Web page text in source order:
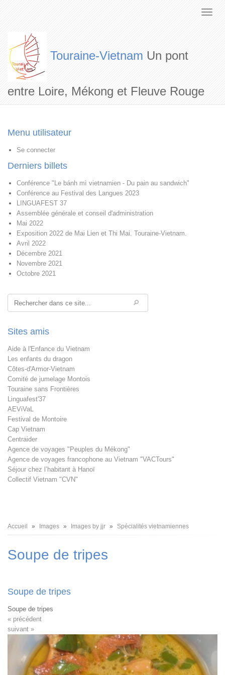
Touraine-Vietnam Un pont
entre Loire, Mékong et Fleuve Rouge
Menu utilisateur
Se connecter
Derniers billets
Conférence "Le bánh mì vietnamien - Du pain au sandwich"
Conférence au Festival des Langues 2023
LINGUAFEST 37
Assemblée générale et conseil d'administration
Mai 2022
Exposition 2022 de Mai Lien et Thi Mai. Touraine-Vietnam.
Avril 2022
Décembre 2021
Novembre 2021
Octobre 2021
Rechercher
Sites amis
Aide à l'Enfance du Vietnam
Les enfants du dragon
Côtes-d'Armor-Vietnam
Comité de jumelage Montois
Touraine sans Frontières
Linguafest'37
AEViVaL
Festival de Montoire
Cap Vietnam
Centraider
Agence de voyages "Peuples du Mékong"
Agence de voyages francophone au Vietnam "VACTours"
Séjour chez l’habitant à Hanoï
Collectif Vietnam "CVN"
Fil
Accueil Images Images by jjr Spécialités vietnamiennes
Soupe de tripes
Soupe de tripes
Soupe de tripes
« précédent
suivant »